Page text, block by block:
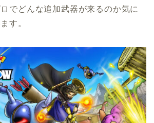
でどんな追加武器が来るのか気に
す。